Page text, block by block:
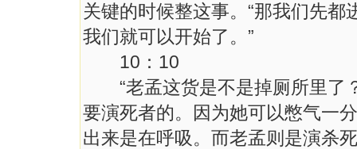
关键的时候整这事。“那我们先
我们就可以开始了。”
10：10
“老孟这货是不是掉厕所里了
要演死者的。因为她可以憋气一
出来是在呼吸。而老孟则是演杀